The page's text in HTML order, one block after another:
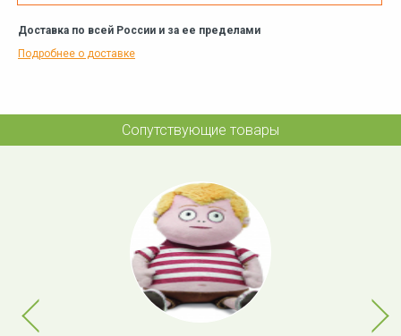
Доставка по всей России и за ее пределами
Подробнее о доставке
Сопутствующие товары
Previous Next